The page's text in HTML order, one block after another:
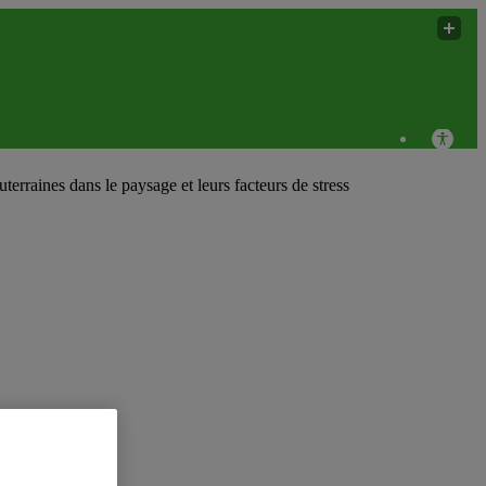
dans le paysage et leurs facteurs de stress